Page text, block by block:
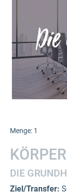
Menge: 1
DIE
Ziel/Transfer: